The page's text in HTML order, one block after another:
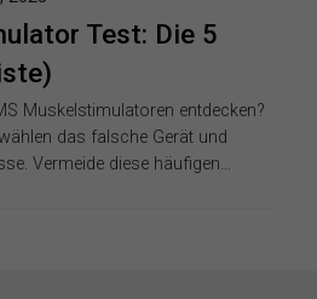
Test: Die 5
Muskelstimulatoren entdecken?
das falsche Gerät und
Vermeide diese häufigen…